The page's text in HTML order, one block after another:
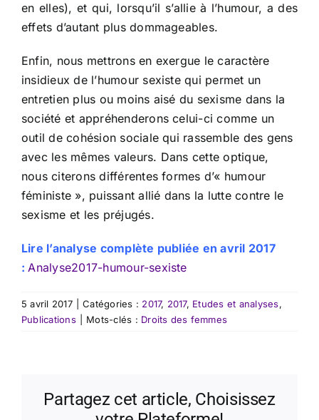
en elles), et qui, lorsqu’il s’allie à l’humour, a des
effets d’autant plus dommageables.
Enfin, nous mettrons en exergue le caractère
insidieux de l’humour sexiste qui permet un
entretien plus ou moins aisé du sexisme dans la
société et appréhenderons celui-ci comme un
outil de cohésion sociale qui rassemble des gens
avec les mêmes valeurs. Dans cette optique,
nous citerons différentes formes d’« humour
féministe », puissant allié dans la lutte contre le
sexisme et les préjugés.
Lire l’analyse complète publiée en avril 2017
:Analyse2017-humour-sexiste
5 avril 2017 Catégories : 2017, 2017, Etudes et analyses,
Publications
Mots-clés : Droits des femmes
Partagez cet article, Choisissez